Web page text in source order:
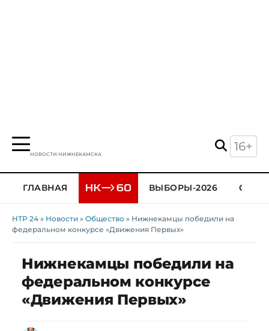
НОВОСТИ НИЖНЕКАМСКА
16+
ГЛАВНАЯ ВЫБОРЫ-2026
НТР 24 » Новости » Общество » Нижнекамцы победили на
федеральном конкурсе «Движения Первых»
Нижнекамцы победили на
федеральном конкурсе
«Движения Первых»